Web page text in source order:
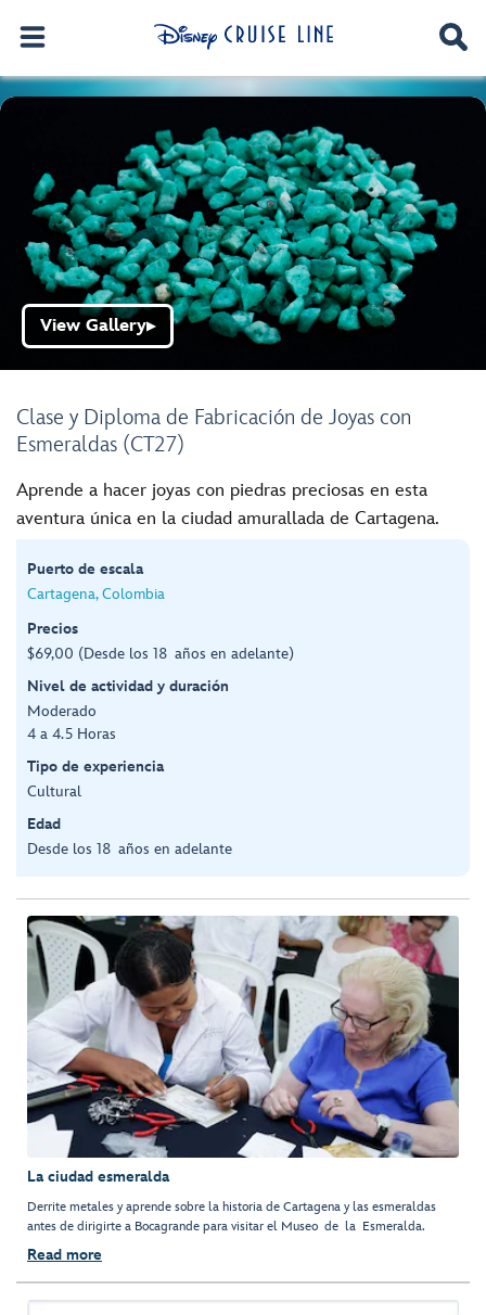
Clase y Diploma de Fabricación de Joyas con
Esmeraldas (CT27)
View Gallery▶
Aprende a hacer joyas con piedras preciosas en esta
aventura única en la ciudad amurallada de Cartagena.
Puerto de escala
Cartagena, Colombia
Precios
$69,00 (Desde los 18 años en adelante)
Nivel de actividad y duración
Moderado
4 a 4.5 Horas
Tipo de experiencia
Cultural
Edad
Desde los 18 años en adelante
La ciudad esmeralda
Derrite metales y aprende sobre la historia de Cartagena y las esmeraldas
antes de dirigirte a Bocagrande para visitar el Museo de la Esmeralda.
Read more